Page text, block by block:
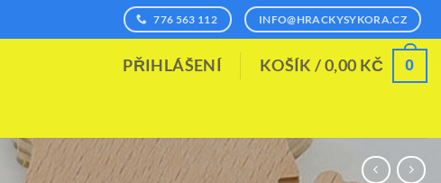
776 563 112 INFO@HRACKYSYKORA.CZ
PŘIHLÁŠENÍ KOŠÍK /0,00 KČ 0